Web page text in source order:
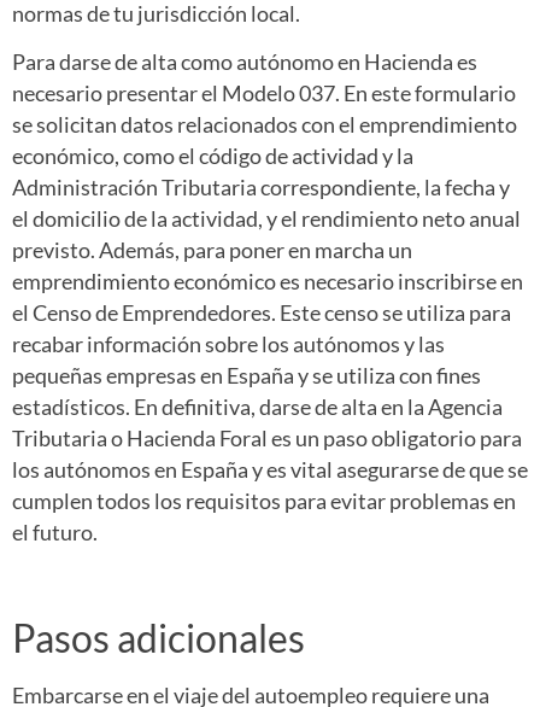
normas de tu jurisdicción local.
Para darse de alta como autónomo en Hacienda es
necesario presentar el Modelo 037. En este formulario
se solicitan datos relacionados con el emprendimiento
económico, como el código de actividad y la
Administración Tributaria correspondiente, la fecha y
el domicilio de la actividad, y el rendimiento neto anual
previsto. Además, para poner en marcha un
emprendimiento económico es necesario inscribirse en
el Censo de Emprendedores. Este censo se utiliza para
recabar información sobre los autónomos y las
pequeñas empresas en España y se utiliza con fines
estadísticos. En definitiva, darse de alta en la Agencia
Tributaria o Hacienda Foral es un paso obligatorio para
los autónomos en España y es vital asegurarse de que se
cumplen todos los requisitos para evitar problemas en
el futuro.
Pasos adicionales
Embarcarse en el viaje del autoempleo requiere una